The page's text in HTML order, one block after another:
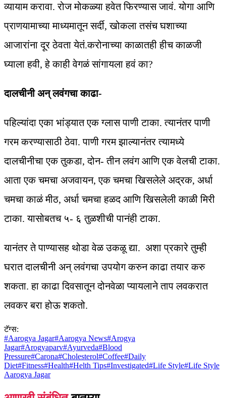
व्यायाम करावा. रोज मोकळ्या हवेत फिरण्यास जावं. योगा आणि
प्राणयामाच्या माध्यमातून सर्दी, खोकला तसंच घशाच्या
आजारांना दूर ठेवता येतं.करोनाच्या काळातही हीच काळजी
घ्याला हवी, हे काही वेगळं सांगायला हवं का?
दालचीनी अन् लवंगचा काढा-
पहिल्यांदा एका भांड्यात एक ग्लास पाणी टाका. त्यानंतर पाणी
गरम करण्यासाठी ठेवा. पाणी गरम झाल्यानंतर त्यामध्ये
दालचीनीचा एक तुकडा, दोन- तीन लवंग आणि एक वेलची टाका.
आता एक चमचा अजवायन, एक चमचा खिसलेले अद्रक, अर्धा
चमचा काळं मीठ, अर्धा चमचा हळद आणि खिसलेली काळी मिरी
टाका. यासोबतच ५- ६ तुळशीची पानंही टाका.
यानंतर ते पाण्यासह थोडा वेळ उकळू द्या. अशा प्रकारे तुम्ही
घरात दालचीनी अन् लवंगचा उपयोग करुन काढा तयार करु
शकता. हा काढा दिवसातून दोनवेळा प्यायलाने ताप लवकरात
लवकर बरा होऊ शकतो.
टॅग्स:
#Aarogya Jagar#Aarogya News#Arogya
Jagar#Arogyaparv#Ayurveda#Blood
Pressure#Carona#Cholesterol#Coffee#Daily
Diet#Fitness#Health#Helth Tips#Investigated#Life Style#Life Style
Aarogya Jagar